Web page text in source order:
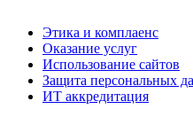
Этика и комплаенс
Оказание услуг
Использование сайтов
Защита персональных
ИТ аккредитация